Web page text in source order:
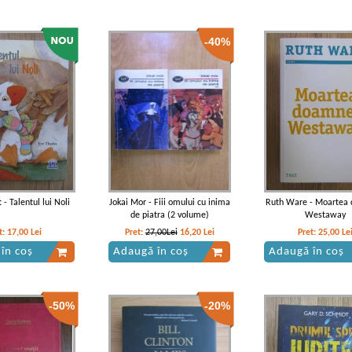
- Talentul lui Noli
17,00 Lei
coș
-40%
Jokai Mor - Fiii omului cu inima
de piatra (2 volume)
Pret:27,00Lei 16,20 Lei
Adaugă în coș
Ruth Ware - Moartea
Westaway
Pret: 25,00 Lei
Adaugă în coș
-50% -20%